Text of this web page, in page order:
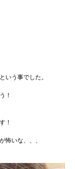
いう事でした。
！
！
怖いな、、、